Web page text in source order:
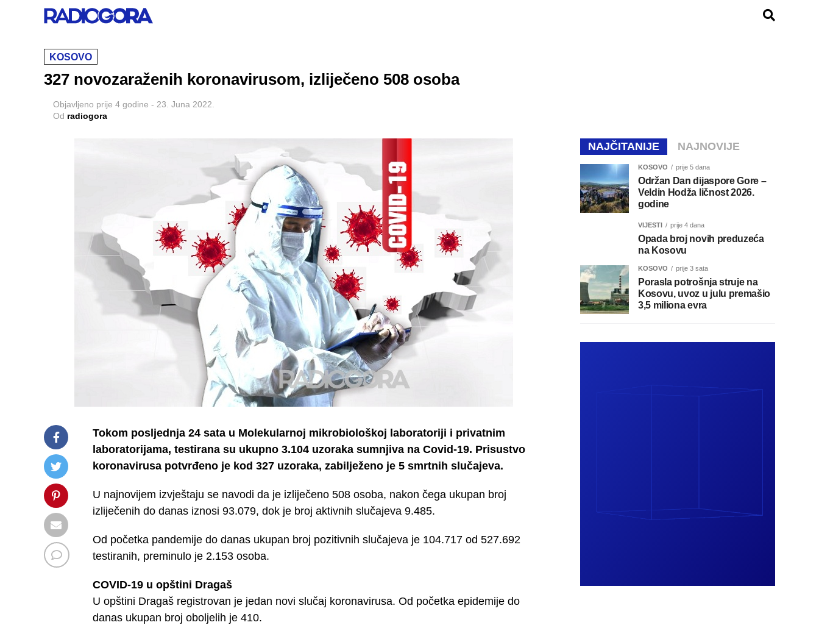
KOSOVO
327 novozaraženih koronavirusom, izliječeno 508 osoba
Objavljeno prije 4 godine - 23. Juna 2022.
Od radiogora
Tokom posljednja 24 sata u Molekularnoj mikrobiološkoj laboratoriji i privatnim
laboratorijama, testirana su ukupno 3.104 uzoraka sumnjiva na Covid-19. Prisustvo
koronavirusa potvrđeno je kod 327 uzoraka, zabilježeno je 5 smrtnih slučajeva.
U najnovijem izvještaju se navodi da je izliječeno 508 osoba, nakon čega ukupan broj
izliječenih do danas iznosi 93.079, dok je broj aktivnih slučajeva 9.485.
Od početka pandemije do danas ukupan broj pozitivnih slučajeva je 104.717 od 527.692
testiranih, preminulo je 2.153 osoba.
COVID-19 u opštini Dragaš
U opštini Dragaš registrovan je jedan novi slučaj koronavirusa. Od početka epidemije do
danas ukupan broj oboljelih je 410.
NAJČITANIJE NAJNOVIJE
KOSOVO prije 5 dana
Održan Dan dijaspore Gore –
Veldin Hodža ličnost 2026.
godine
VIJESTI prije 4 dana
Opada broj novih preduzeća
na Kosovu
KOSOVO prije 3 sata
Porasla potrošnja struje na
Kosovu, uvoz u julu premašio
3,5 miliona evra